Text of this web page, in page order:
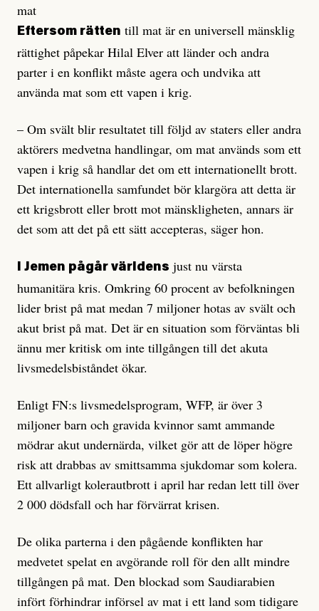
mat
Eftersom rätten till mat är en universell mänsklig
rättighet påpekar Hilal Elver att länder och andra
parter i en konflikt måste agera och undvika att
använda mat som ett vapen i krig.
– Om svält blir resultatet till följd av staters eller andra
aktörers medvetna handlingar, om mat används som ett
vapen i krig så handlar det om ett internationellt brott.
Det internationella samfundet bör klargöra att detta är
ett krigsbrott eller brott mot mänskligheten, annars är
det som att det på ett sätt accepteras, säger hon.
I Jemen pågår världens just nu värsta
humanitära kris. Omkring 60 procent av befolkningen
lider brist på mat medan 7 miljoner hotas av svält och
akut brist på mat. Det är en situation som förväntas bli
ännu mer kritisk om inte tillgången till det akuta
livsmedelsbiståndet ökar.
Enligt FN:s livsmedelsprogram, WFP, är över 3
miljoner barn och gravida kvinnor samt ammande
mödrar akut undernärda, vilket gör att de löper högre
risk att drabbas av smittsamma sjukdomar som kolera.
Ett allvarligt kolerautbrott i april har redan lett till över
2 000 dödsfall och har förvärrat krisen.
De olika parterna i den pågående konflikten har
medvetet spelat en avgörande roll för den allt mindre
tillgången på mat. Den blockad som Saudiarabien
infört förhindrar införsel av mat i ett land som tidigare